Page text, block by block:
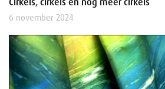
6 november 2024